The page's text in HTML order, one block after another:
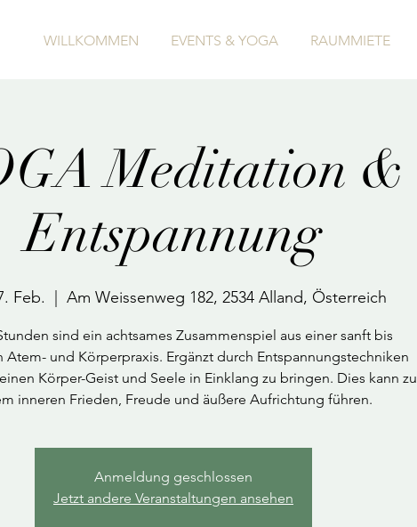
WILLKOMMEN EVENTS & YOGA RAUMMIETE
Meditation &
Entspannung
Feb. Am Weissenweg 182, 2534 Alland, Österreich
sind ein achtsames Zusammenspiel aus einer sanft bis
Atem- und Körperpraxis. Ergänzt durch Entspannungstechniken
Körper-Geist und Seele in Einklang zu bringen. Dies kann zu
inneren Frieden, Freude und äußere Aufrichtung führen.
Anmeldung geschlossen
Jetzt andere Veranstaltungen ansehen